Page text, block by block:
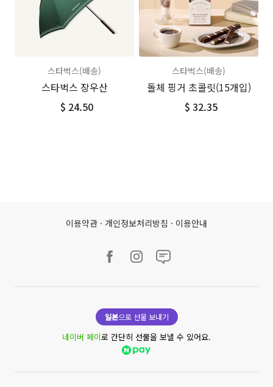
스타벅스(배송)
스타벅스 장우산
$ 24.50
스타벅스(배송)
돌체 핑거 초콜릿(15개입)
$ 32.35
이용약관 · 개인정보처리방침 · 이용안내
일본으로 선물 보내기
네이버 페이로 간단히 선물을 보낼 수 있어요.